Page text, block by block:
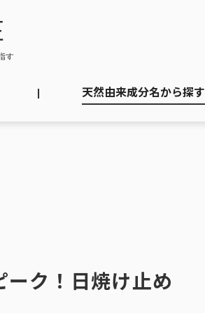
| 天然由来成分名から探す
ク！日焼け止め